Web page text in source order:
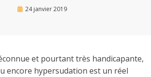
byMarc
Posted
24 janvier 2019
et pourtant très handicapante,
encore hypersudation est un réel